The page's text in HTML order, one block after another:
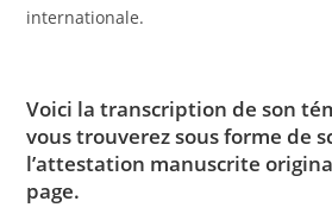
internationale.
Voici la transcription de son
vous trouverez sous forme de
l’attestation manuscrite
page.